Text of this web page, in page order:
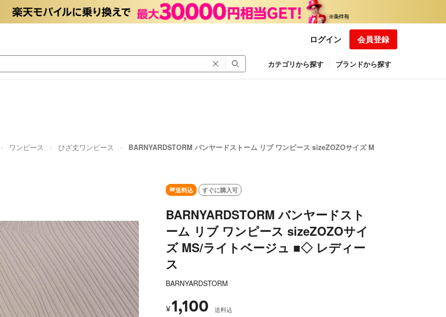
ログイン 会員登録
カテゴリから探す ブランドから探す
ワンピース ひざ丈ワンピース
BARNYARDSTORM バンヤードストーム リブ ワンピース sizeZOZOサイズ M
送料込 すぐに購入可
BARNYARDSTORM バンヤードスト
ーム リブ ワンピース sizeZOZOサイ
ズ MS/ライトベージュ ■◇ レディー
ス
BARNYARDSTORM
¥1,100 送料込